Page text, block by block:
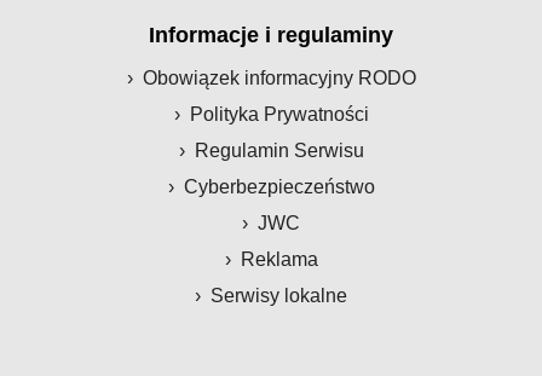
Informacje i regulaminy
Obowiązek informacyjny RODO
Polityka Prywatności
Regulamin Serwisu
Cyberbezpieczeństwo
JWC
Reklama
Serwisy lokalne